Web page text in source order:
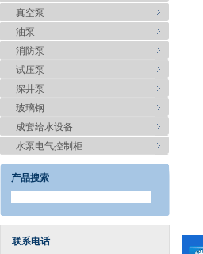
真空泵
油泵
消防泵
试压泵
深井泵
玻璃钢
成套给水设备
水泵电气控制柜
产品搜索
联系电话